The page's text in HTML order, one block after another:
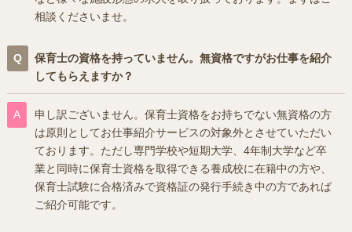
相談くださいませ。
保育士の資格を持っていません。無資格ですがお仕事を紹介
してもらえますか？
申し訳ございません。保育士資格をお持ちでない無資格の方
は原則としてお仕事紹介サービスの対象外とさせていただい
ております。ただし専門学校や短期大学、4年制大学など卒
業と同時に保育士資格を取得できる養成校に在籍中の方や、
保育士試験に合格済みで資格証の発行手続き中の方であれば
ご紹介可能です。